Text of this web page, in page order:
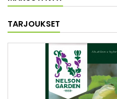
TARJOUKSET